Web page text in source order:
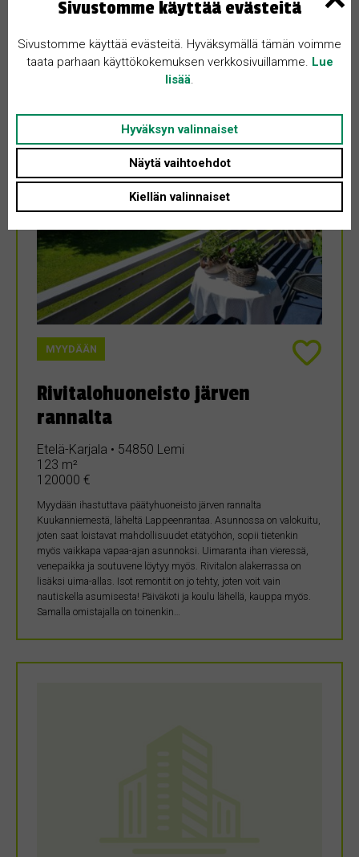
mahdollistaa sujuvan etätyön kauniissa maisemissa. Asunnot
B-huoneiston myyntihinta, toinen huoneisto on…
MYYDÄÄN
Rivitalohuoneisto järven
rannalta
Etelä-Karjala • 54850 Lemi
123 m²
120000 €
Myydään ihastuttava päätyhuoneisto järven rannalta
Kuukanniemestä, läheltä Lappeenrantaa. Asunnossa on valokuitu,
joten saat loistavat mahdollisuudet etätyöhön, sopii tietenkin
myös vaikkapa vapaa-ajan asunnoksi. Uimaranta ihan vieressä,
venepaikka ja soutuvene löytyy myös. Rivitalon alakerrassa on
lisäksi uima-allas. Isot remontit on jo tehty, joten voit vain
nautiskella asumisesta! Päiväkoti ja koulu lähellä, kauppa myös.
Samalla omistajalla on toinenkin…
Sivustomme käyttää evästeitä
Sivustomme käyttää evästeitä. Hyväksymällä tämän voimme
taata parhaan käyttökokemuksen verkkosivuillamme. Lue
lisää
Hyväksyn valinnaiset
Näytä vaihtoehdot
Kiellän valinnaiset